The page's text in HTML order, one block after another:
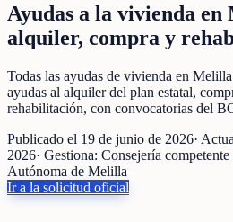
Ayudas a la vivienda en
alquiler, compra y
Todas las ayudas de vivienda en
ayudas al alquiler del plan estatal,
rehabilitación, con convocatorias del
Publicado el 19 de junio de 2026·
2026· Gestiona: Consejería
Autónoma de Melilla
Ir a la solicitud oficial